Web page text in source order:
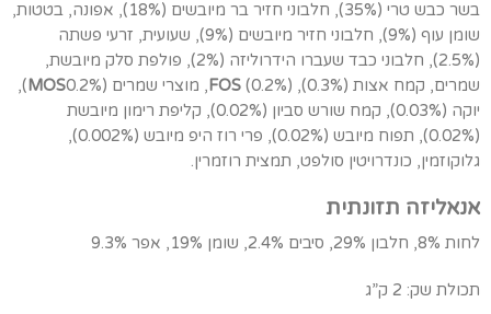
בשר כבש טרי (35%), חלבוני חזיר בר מיובשים (18%), אפונה, בטטות,
שומן עוף (9%), חלבוני חזיר מיובשים (9%), שעועית, זרעי פשתה
(2.5%), חלבוני כבד שעברו הידרוליזה (2%), פולפת סלק מיובשת,
שמרים, קמח אצות (0.3%),
FOS (0.2%), מוצרי שמרים ( MOS
0.2%),
יוקה (0.03%), קמח שורש סביון (0.02%), קליפת רימון מיובשת
(0.02%), תפוח מיובש (0.02%), פרי רוז היפ מיובש (0.002%),
גלוקוזמין, כונדרויטין סולפט, תמצית רוזמרין.
אנאליזה תזונתית
לחות 8%, חלבון 29%, סיבים 2.4%, שומן 19%, אפר 9.3%
תכולת שק: 2 ק”ג